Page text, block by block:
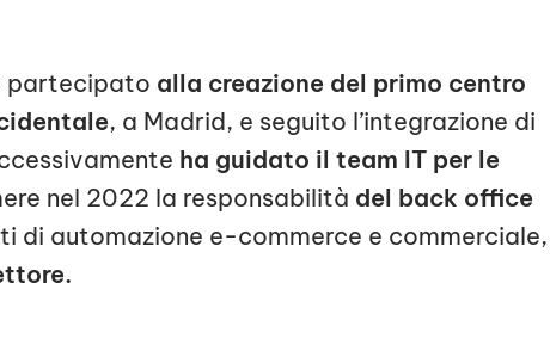
partecipato alla creazione del primo centro
, a Madrid, e seguito l’integrazione di
ha guidato il team IT per le
nel 2022 la responsabilità del back office
di automazione e-commerce e commerciale,